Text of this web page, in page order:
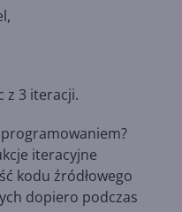
,
z 3 iteracji.
iteracyjne
kodu źródłowego
dopiero podczas